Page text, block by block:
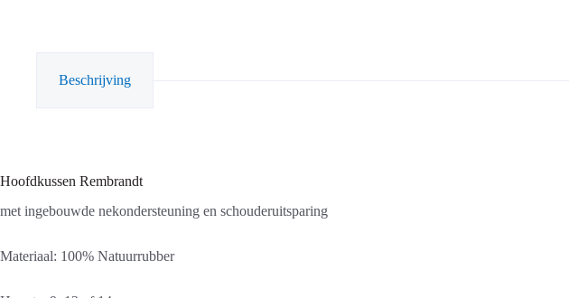
Beschrijving
Hoofdkussen Rembrandt
met ingebouwde nekondersteuning en schouderuitsparing
Materiaal: 100% Natuurrubber